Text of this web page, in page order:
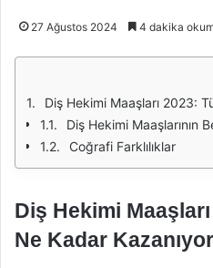
27 Ağustos 2024 4 dakika
Diş Hekimi Maaşları 2023:
Diş Hekimi Maaşlarının
Coğrafi Farklılıklar
Diş Hekimi
Ne Kadar